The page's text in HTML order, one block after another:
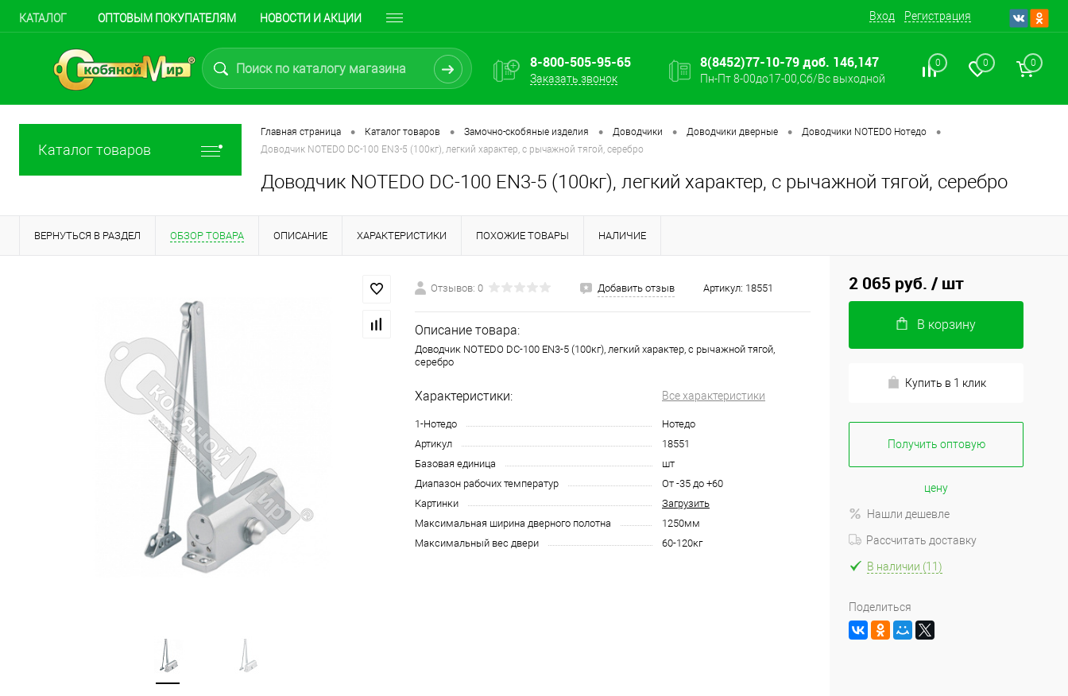
КАТАЛОГ ОПТОВЫМ ПОКУПАТЕЛЯМ НОВОСТИ И АКЦИИ Вход Регистрация
8-800-505-95-65
Заказать звонок
8(8452)77-10-79 доб. 146,147
Пн-Пт 8-00до17-00,Сб/Вс выходной
0 0 0
Каталог товаров
Главная страница • Каталог товаров • Замочно-скобяные изделия • Доводчики • Доводчики дверные • Доводчики NOTEDO Нотедо •
Доводчик NOTEDO DC-100 EN3-5 (100кг), легкий характер, с рычажной тягой, серебро
Доводчик NOTEDO DC-100 EN3-5 (100кг), легкий характер, с рычажной тягой, серебро
ВЕРНУТЬСЯ В РАЗДЕЛ ОБЗОР ТОВАРА ОПИСАНИЕ ХАРАКТЕРИСТИКИ ПОХОЖИЕ ТОВАРЫ НАЛИЧИЕ
Отзывов: 0 Добавить отзыв Артикул: 18551
Описание товара:
Доводчик NOTEDO DC-100 EN3-5 (100кг), легкий характер, с рычажной тягой,
серебро
Характеристики: Все характеристики
1-Нотедо
Нотедо
Артикул
18551
Базовая единица
шт
Диапазон рабочих температур
От -35 до +60
Картинки
Загрузить
Максимальная ширина дверного полотна
1250мм
Максимальный вес двери
60-120кг
2 065 руб. / шт
В корзину
Купить в 1 клик
Получить оптовую
цену
Нашли дешевле
Рассчитать доставку
В наличии (11)
Поделиться